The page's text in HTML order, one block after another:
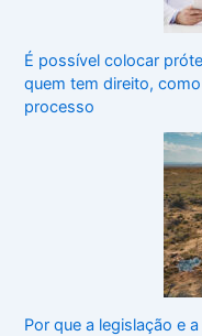
É possível colocar
quem tem direito,
processo
Por que a legislação e